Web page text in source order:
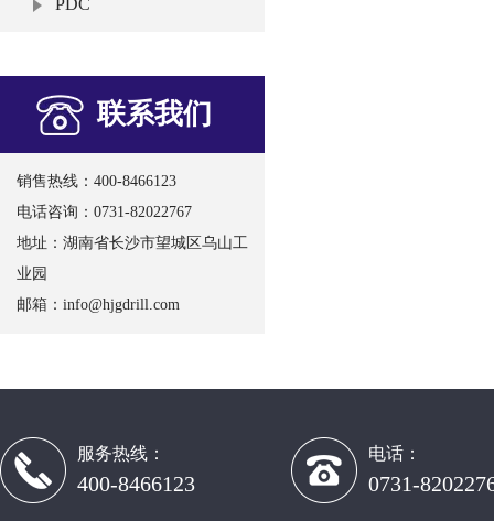
PDC
联系我们
销售热线：400-8466123
电话咨询：0731-82022767
地址：湖南省长沙市望城区乌山工
业园
邮箱： info@hjgdrill.com
服务热线：
400-8466123
电话：
0731-